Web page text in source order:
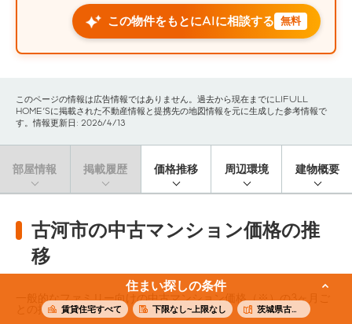
住まい探しの条件
賃貸住宅すべて 下限なし~上限なし 茨城県古河市
この物件をもとにAIに相談する 無料
このページの情報は広告情報ではありません。過去から現在までにLIFULL
HOME'Sに掲載された不動産情報と提携先の地図情報を元に生成した参考情報で
す。情報更新日: 2026/4/13
部屋情報 掲載履歴 価格推移 周辺環境 建物概要
古河市の中古マンション価格の推
移
一般的なファミリー向けの中古マンション価格（※）の3ヶ月ご
との推移です。